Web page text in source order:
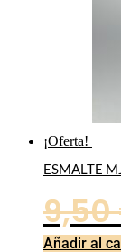
¡Oferta!
ESMALTE
9,50
Añadir al